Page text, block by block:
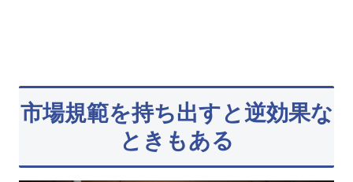
市場規範を持ち出すと逆効果な
ときもある